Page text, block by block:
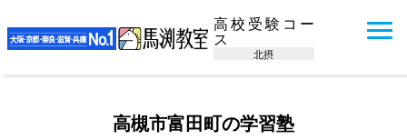
高校受験コー
ス
北摂
高槻市富田町の学習塾